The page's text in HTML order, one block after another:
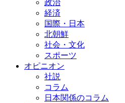
政治
経済
国際・日本
北朝鮮
社会・文化
スポーツ
オピニオン
社説
コラム
日本関係のコラム